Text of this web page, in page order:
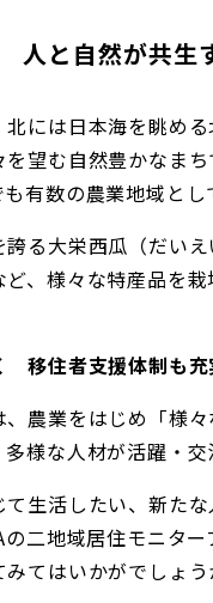
人と自然が共生
には日本海を眺め
望む自然豊かなま
有数の農業地域とし
る大栄西瓜（だい
ど、様々な特産品を
移住者支援体制も充
農業をはじめ「様
様な人材が活躍・交
生活したい、新た
二地域居住モニタ
てはいかがでしょう